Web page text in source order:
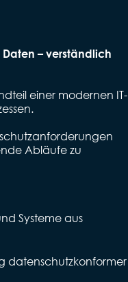
– verständlich
einer modernen IT-
Abläufe zu
Systeme aus
datenschutzkonformer